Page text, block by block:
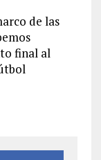
de las
final al